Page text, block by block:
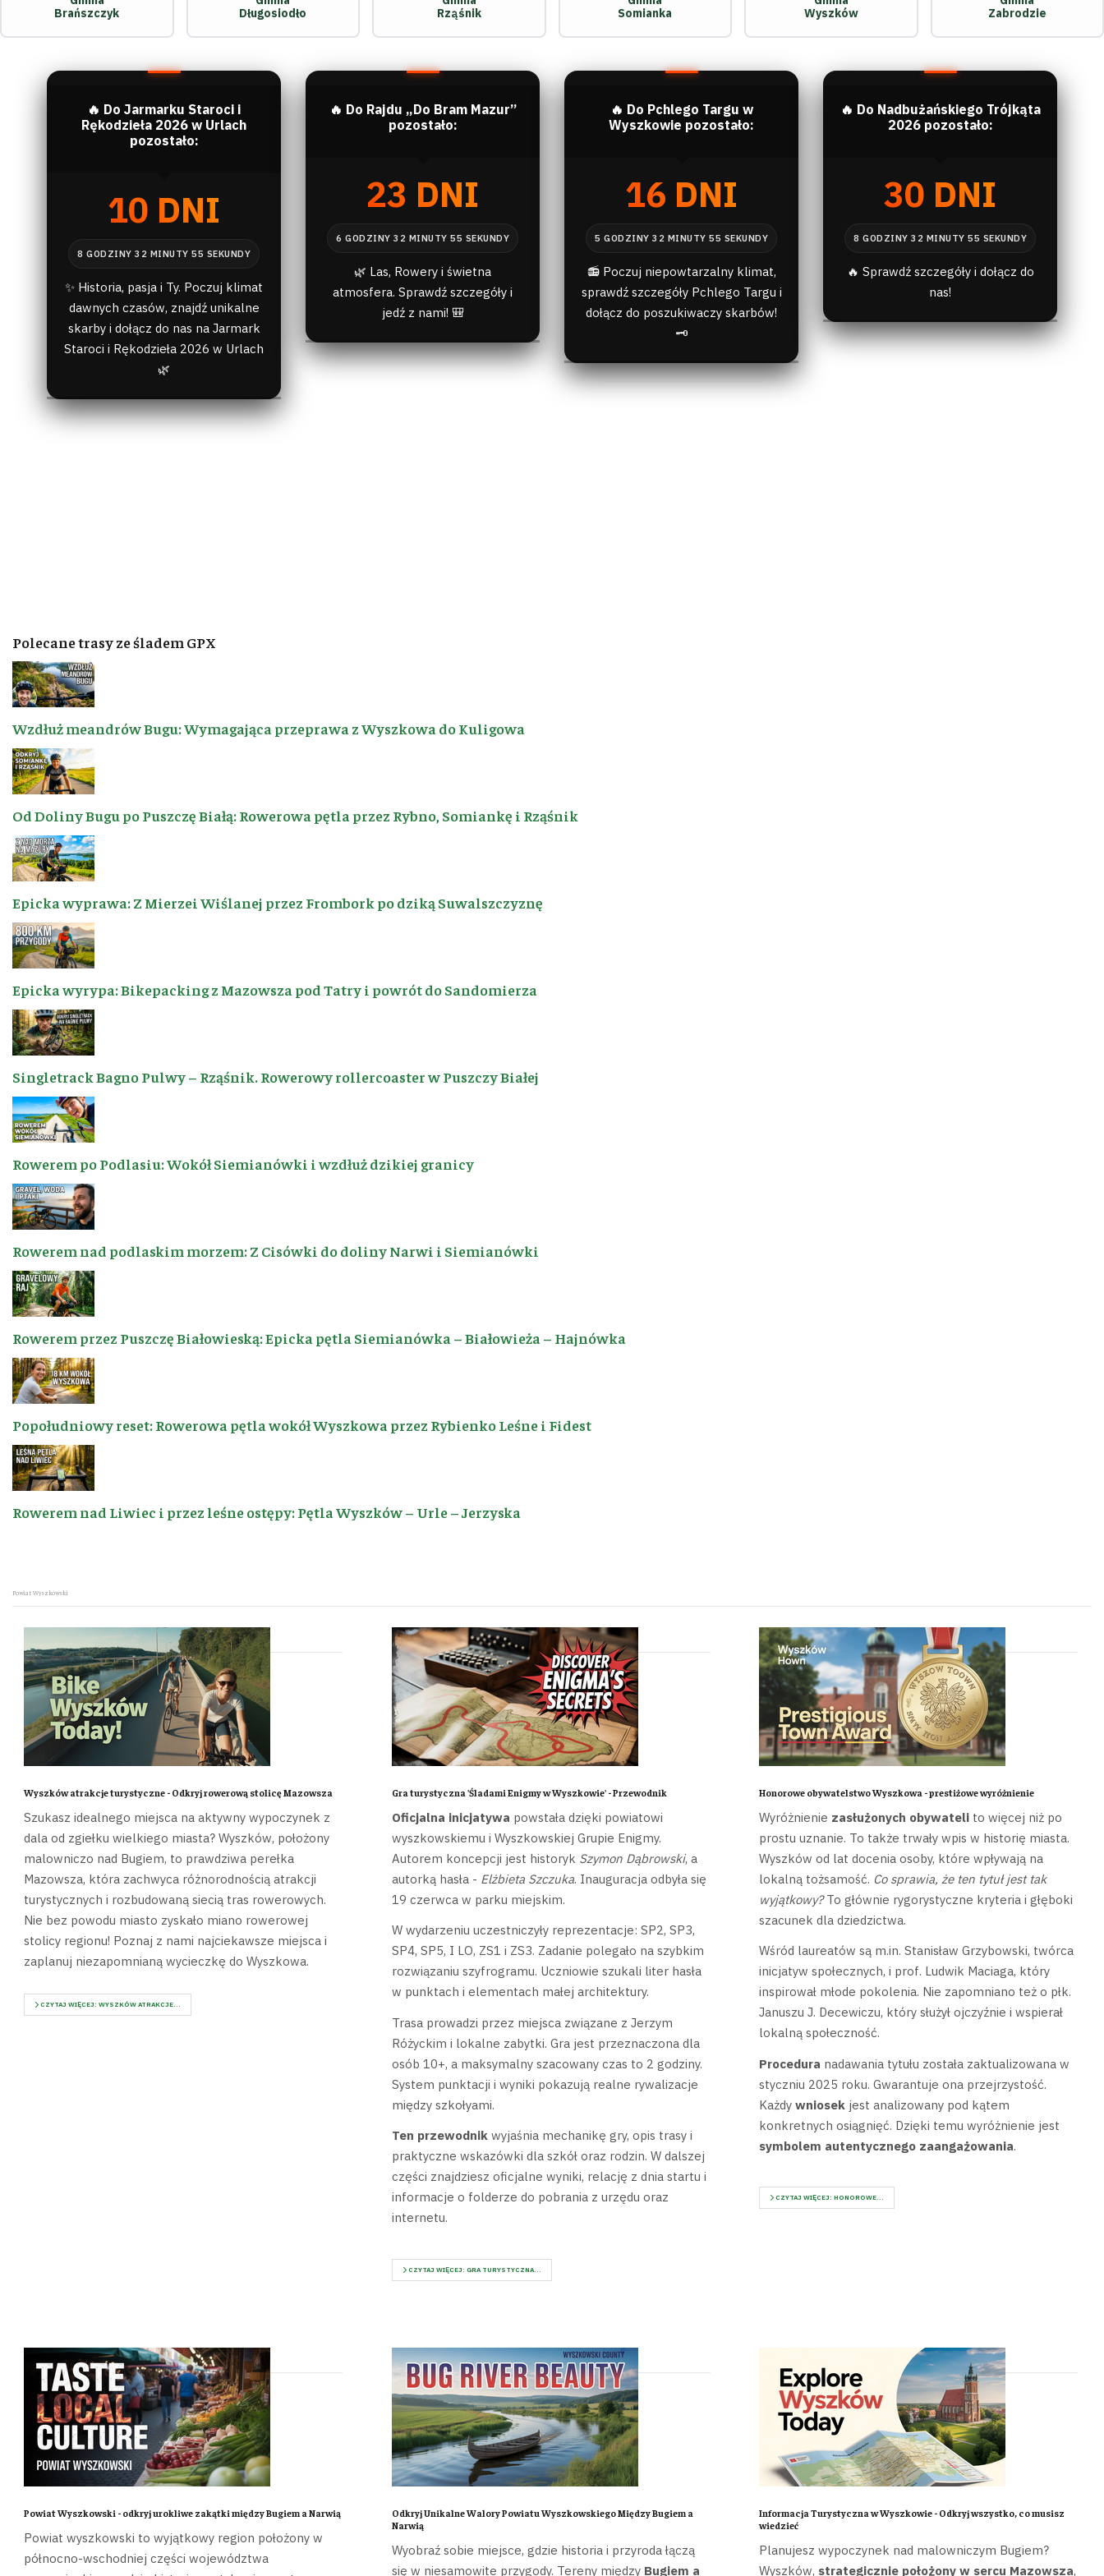
Brańszczyk
Długosiodło
Rząśnik
Somianka
Wyszków
Zabrodzie
🔥 Do Jarmarku Staroci i
Rękodzieła 2026 w Urlach
pozostało:
10 DNI
✨ Historia, pasja i Ty. Poczuj klimat
dawnych czasów, znajdź unikalne
skarby i dołącz do nas na Jarmark
Staroci i Rękodzieła 2026 w Urlach
🌿
🔥 Do Rajdu „Do Bram Mazur”
pozostało:
23 DNI
🌿 Las, Rowery i świetna
atmosfera. Sprawdź szczegóły i
jedź z nami! 🎒
🔥 Do Pchlego Targu w
Wyszkowie pozostało:
16 DNI
📻 Poczuj niepowtarzalny klimat,
sprawdź szczegóły Pchlego Targu i
dołącz do poszukiwaczy skarbów!
🗝️
🔥 Do Nadbużańskiego Trójkąta
2026 pozostało:
30 DNI
🔥 Sprawdź szczegóły i dołącz do
nas!
Polecane trasy ze śladem GPX
Wzdłuż meandrów Bugu: Wymagająca przeprawa z Wyszkowa do Kuligowa
Od Doliny Bugu po Puszczę Białą: Rowerowa pętla przez Rybno, Somiankę i Rząśnik
Epicka wyprawa: Z Mierzei Wiślanej przez Frombork po dziką Suwalszczyznę
Epicka wyrypa: Bikepacking z Mazowsza pod Tatry i powrót do Sandomierza
Singletrack Bagno Pulwy – Rząśnik. Rowerowy rollercoaster w Puszczy Białej
Rowerem po Podlasiu: Wokół Siemianówki i wzdłuż dzikiej granicy
Rowerem nad podlaskim morzem: Z Cisówki do doliny Narwi i Siemianówki
Rowerem przez Puszczę Białowieską: Epicka pętla Siemianówka – Białowieża – Hajnówka
Popołudniowy reset: Rowerowa pętla wokół Wyszkowa przez Rybienko Leśne i Fidest
Rowerem nad Liwiec i przez leśne ostępy: Pętla Wyszków – Urle – Jerzyska
Powiat Wyszkowski
Wyszków atrakcje turystyczne - Odkryj rowerową stolicę Mazowsza
Szukasz idealnego miejsca na aktywny wypoczynek z
dala od zgiełku wielkiego miasta? Wyszków, położony
malowniczo nad Bugiem, to prawdziwa perełka
Mazowsza, która zachwyca różnorodnością atrakcji
turystycznych i rozbudowaną siecią tras rowerowych.
Nie bez powodu miasto zyskało miano rowerowej
stolicy regionu! Poznaj z nami najciekawsze miejsca i
zaplanuj niezapomnianą wycieczkę do Wyszkowa.
CZYTAJ WIĘCEJ: WYSZKÓW ATRAKCJE...
Gra turystyczna 'Śladami Enigmy w Wyszkowie' - Przewodnik
Oficjalna inicjatywa powstała dzięki powiatowi
wyszkowskiemu i Wyszkowskiej Grupie Enigmy.
Autorem koncepcji jest historyk Szymon Dąbrowski, a
autorką hasła - Elżbieta Szczuka. Inauguracja odbyła się
19 czerwca w parku miejskim.
W wydarzeniu uczestniczyły reprezentacje: SP2, SP3,
SP4, SP5, I LO, ZS1 i ZS3. Zadanie polegało na szybkim
rozwiązaniu szyfrogramu. Uczniowie szukali liter hasła
w punktach i elementach małej architektury.
Trasa prowadzi przez miejsca związane z Jerzym
Różyckim i lokalne zabytki. Gra jest przeznaczona dla
osób 10+, a maksymalny szacowany czas to 2 godziny.
System punktacji i wyniki pokazują realne rywalizacje
między szkołyami.
Ten przewodnikwyjaśnia mechanikę gry, opis trasy i
praktyczne wskazówki dla szkół oraz rodzin. W dalszej
części znajdziesz oficjalne wyniki, relację z dnia startu i
informacje o folderze do pobrania z urzędu oraz
internetu.
CZYTAJ WIĘCEJ: GRA TURYSTYCZNA...
Honorowe obywatelstwo Wyszkowa - prestiżowe wyróżnienie
Wyróżnienie zasłużonych obywateli to więcej niż po
prostu uznanie. To także trwały wpis w historię miasta.
Wyszków od lat docenia osoby, które wpływają na
lokalną tożsamość. Co sprawia, że ten tytuł jest tak
wyjątkowy?To głównie rygorystyczne kryteria i głęboki
szacunek dla dziedzictwa.
Wśród laureatów są m.in. Stanisław Grzybowski, twórca
inicjatyw społecznych, i prof. Ludwik Maciaga, który
inspirował młode pokolenia. Nie zapomniano też o płk.
Januszu J. Decewiczu, który służył ojczyźnie i wspierał
lokalną społeczność.
Procedura nadawania tytułu została zaktualizowana w
styczniu 2025 roku. Gwarantuje ona przejrzystość.
Każdywniosek jest analizowany pod kątem
konkretnych osiągnięć. Dzięki temu wyróżnienie jest
symbolem autentycznego zaangażowania.
CZYTAJ WIĘCEJ: HONOROWE...
Powiat Wyszkowski - odkryj urokliwe zakątki między Bugiem a Narwią
Powiat wyszkowski to wyjątkowy region położony w
północno-wschodniej części województwa
Odkryj Unikalne Walory Powiatu Wyszkowskiego Między Bugiem a
Narwią
Wyobraź sobie miejsce, gdzie historia i przyroda łączą
się w niesamowite przygody. Tereny między Bugiem a
Informacja Turystyczna w Wyszkowie - Odkryj wszystko, co musisz
wiedzieć
Planujesz wypoczynek nad malowniczym Bugiem?
Wyszków, strategicznie położony w sercu Mazowsza,